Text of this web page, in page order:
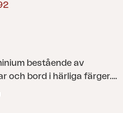
bestående av
och bord i härliga färger.
att ta fram vid behov då